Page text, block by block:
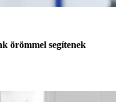
örömmel segítenek